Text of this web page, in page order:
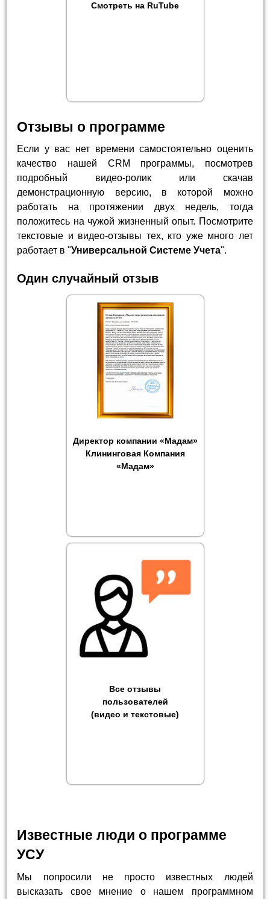
Смотреть на RuTube
Отзывы о программе
Если у вас нет времени самостоятельно оценить
качество нашей CRM программы, посмотрев
подробный видео-ролик или скачав
демонстрационную версию, в которой можно
работать на протяжении двух недель, тогда
положитесь на чужой жизненный опыт. Посмотрите
текстовые и видео-отзывы тех, кто уже много лет
работает в "Универсальной Системе Учета".
Один случайный отзыв
Директор компании «Мадам»
Клининговая Компания
«Мадам»
Все отзывы
пользователей
(видео и текстовые)
Известные люди о программе
УСУ
Мы попросили не просто известных людей
высказать свое мнение о нашем программном